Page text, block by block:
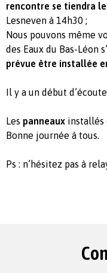
rencontre se tiendra
Lesneven à 14h30 ;
Nous pouvons même
des Eaux du Bas-Léon
prévue être installée
Il y a un début
Les panneaux installés
Bonne journée à tous.
Ps : n’hésitez pas à